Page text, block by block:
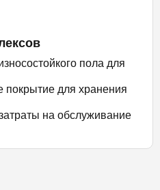
пола для
для хранения
на обслуживание